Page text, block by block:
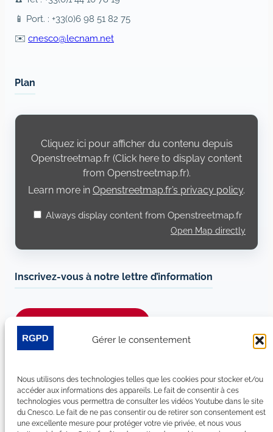
Gérer le consentement
Nous utilisons des technologies telles que les cookies pour stocker et/ou
accéder aux informations des appareils. Le fait de consentir à ces
technologies vous permettra de consulter les vidéos Youtube dans le site
du Cnesco. Le fait de ne pas consentir ou de retirer son consentement est
une excellente mesure pour protéger votre vie privée, et nous vous
📱 Port. : +33(0)6 98 51 82 75
✉️ cnesco@lecnam.net
Plan
Display
Openstreetmap.fr
Cliquez ici pour afficher du contenu depuis
Openstreetmap.fr (Click here to display content
from Openstreetmap.fr).
Learn more in Openstreetmap.fr’s privacy policy.
Always display content from Openstreetmap.fr
Open Map directly
Inscrivez-vous à notre lettre d’information
LinkedIn
YouTube
Facebook
Bluesky